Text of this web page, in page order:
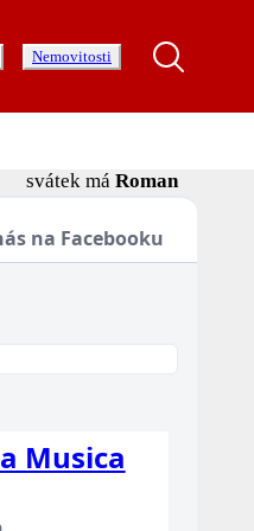
Nemovitosti
svátek má Roman
na Facebooku
Musica